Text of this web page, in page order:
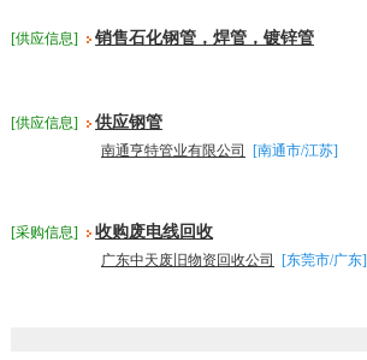
[供应信息] 销售石化钢管，焊管，镀锌管
[供应信息] 供应钢管
南通亨特管业有限公司 [南通市/江苏]
[采购信息] 收购废电线回收
广东中天废旧物资回收公司 [东莞市/广东]